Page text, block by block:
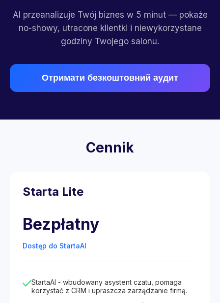
AI przeanalizuje Twój biznes w 5 minut — pokaże
no-showy, utracone klientki i niewykorzystane
godziny Twojego salonu.
Отримати безкоштовний аудит
Cennik
Starta Lite
Bezpłatny
Dostęp do StartaAI
StartaAI - wbudowany asystent czatu, pomaga
korzystać z CRM i upraszcza zarządzanie firmą.